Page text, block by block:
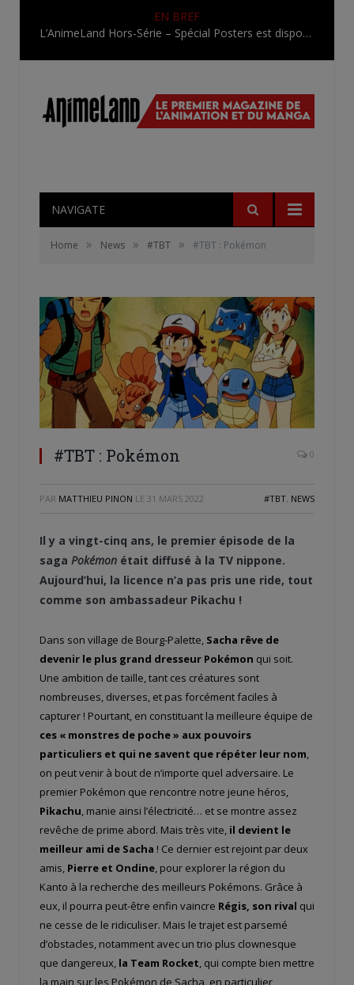
EN BREF
L’AnimeLand Hors-Série – Spécial Posters est disponible !
NAVIGATE
Home » News » #TBT » #TBT : Pokémon
#TBT : Pokémon 0
PAR MATTHIEU PINON LE 31 MARS 2022 #TBT, NEWS
Il y a vingt-cinq ans, le premier épisode de la
saga Pokémon était diffusé à la TV nippone.
Aujourd’hui, la licence n’a pas pris une ride, tout
comme son ambassadeur Pikachu !
Dans son village de Bourg-Palette, Sacha rêve de
devenir le plus grand dresseur Pokémon qui soit.
Une ambition de taille, tant ces créatures sont
nombreuses, diverses, et pas forcément faciles à
capturer ! Pourtant, en constituant la meilleure équipe de
ces « monstres de poche » aux pouvoirs
particuliers et qui ne savent que répéter leur nom,
on peut venir à bout de n’importe quel adversaire. Le
premier Pokémon que rencontre notre jeune héros,
Pikachu, manie ainsi l’électricité… et se montre assez
revêche de prime abord. Mais très vite, il devient le
meilleur ami de Sacha ! Ce dernier est rejoint par deux
amis, Pierre et Ondine, pour explorer la région du
Kanto à la recherche des meilleurs Pokémons. Grâce à
eux, il pourra peut-être enfin vaincre Régis, son rival qui
ne cesse de le ridiculiser. Mais le trajet est parsemé
d’obstacles, notamment avec un trio plus clownesque
que dangereux, la Team Rocket, qui compte bien mettre